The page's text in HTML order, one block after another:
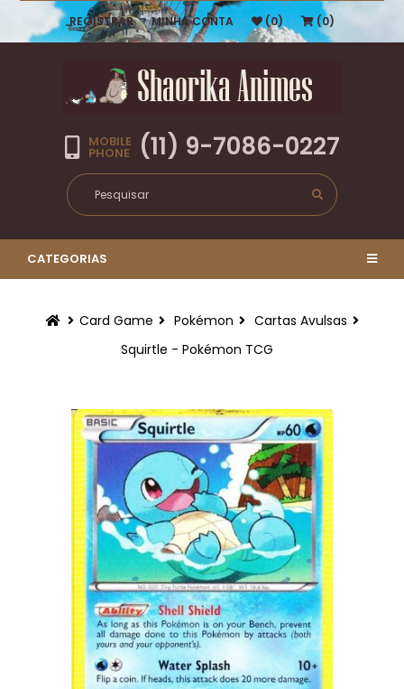
REGISTRAR MINHA CONTA (0) (0)
MOBILE
PHONE (11) 9-7086-0227
CATEGORIAS
Card Game Pokémon
Cartas Avulsas
Squirtle - Pokémon TCG